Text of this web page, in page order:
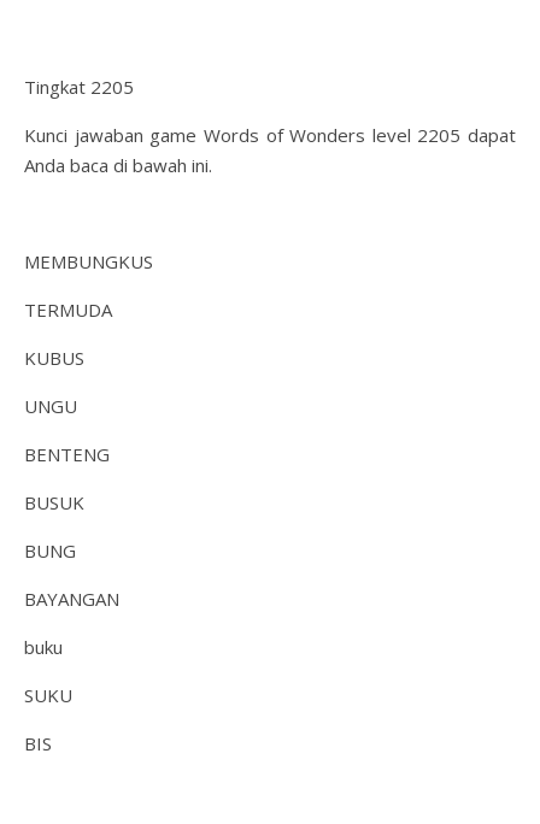
Tingkat 2205
Kunci jawaban game Words of Wonders level 2205 dapat
Anda baca di bawah ini.
MEMBUNGKUS
TERMUDA
KUBUS
UNGU
BENTENG
BUSUK
BUNG
BAYANGAN
buku
SUKU
BIS